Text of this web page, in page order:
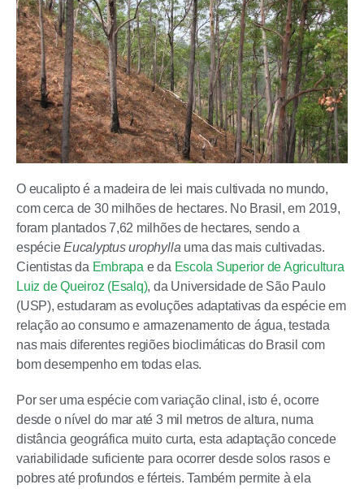
O eucalipto é a madeira de lei mais cultivada no mundo,
com cerca de 30 milhões de hectares. No Brasil, em 2019,
foram plantados 7,62 milhões de hectares, sendo a
espécieEucalyptus urophylla uma das mais cultivadas.
Cientistas da Embrapa e da Escola Superior de Agricultura
Luiz de Queiroz (Esalq), da Universidade de São Paulo
(USP), estudaram as evoluções adaptativas da espécie em
relação ao consumo e armazenamento de água, testada
nas mais diferentes regiões bioclimáticas do Brasil com
bom desempenho em todas elas.
Por ser uma espécie com variação clinal, isto é, ocorre
desde o nível do mar até 3 mil metros de altura, numa
distância geográfica muito curta, esta adaptação concede
variabilidade suficiente para ocorrer desde solos rasos e
pobres até profundos e férteis. Também permite à ela